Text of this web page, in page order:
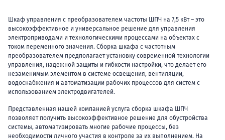
Шкаф управления с преобразователем частоты ШПЧ на 7,5 кВт – это
высокоэффективное и универсальное решение для управления
электроприводами и технологическими процессами на объектах с
током переменного значения. Сборка шкафа с частотным
преобразователем предполагает установку современной технологии
управления, надежной защиты и гибкости настройки, что делает его
незаменимым элементом в системе освещения, вентиляции,
водоснабжения и автоматизации рабочих процессов для систем с
использованием электродвигателей.
Представленная нашей компанией услуга сборка шкафа ШПЧ
позволяет получить высокоэффективное решение для обустройства
системы, автоматизировать многие рабочие процессы, без
необходимости личного участия в контроле за их выполнением. На